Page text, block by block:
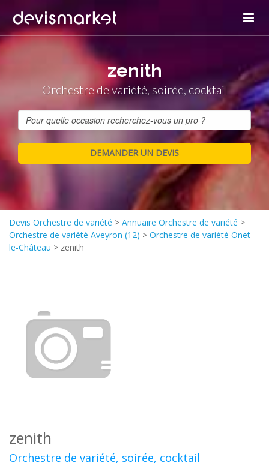
zenith
Orchestre de variété, soirée, cocktail
Devis Orchestre de variété > Annuaire Orchestre de variété >
Orchestre de variété Aveyron (12) > Orchestre de variété Onet-
le-Château > zenith
zenith
Orchestre de variété, soirée, cocktail